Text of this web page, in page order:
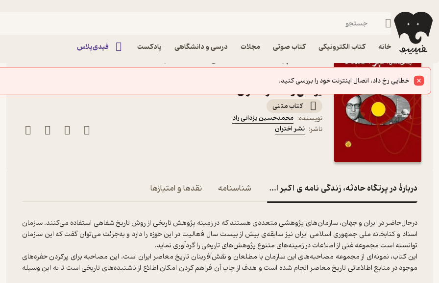
خانه کتاب الکترونیکی کتاب صوتی مجلات درسی و دانشگاهی پادکست فیدی‌پلاس
فیدیبو کتاب الکترونیکی
بنیانگذار سازمان انرژی اتمی ایران اثر محمدحسین
یزدانی راد نشر اختران
کتاب متنی
نویسنده: محمدحسین یزدانی راد
ناشر: نشر اختران
دربارۀ در پرتگاه حادثه، زندگی نامه ی اکبر اعتماد بنیانگذار سازمان انرژی اتمی ایران
شناسنامه نقدها و امتیازها
درحال‌حاضر در ایران و جهان، سازمان‌های پژوهشی متعددی هستند که در زمینه پژوهش تاریخی از روش تاریخ شفاهی استفاده می‌کنند. سازمان
اسناد و کتابخانه ملی جمهوری اسلامی ایران نیز سابقه‌ی بیش از بیست سال فعالیت در این حوزه را دارد و به‌جرئت می‌توان گفت که این سازمان
این کتاب، نمونه‌ای از مجموعه مصاحبه‌های این سازمان با مطلعان و نقش‌آفرینان تاریخ معاصر ایران است. این مصاحبه برای پرکردن حفره‌های
موجود در منابع اطلاعاتی تاریخ معاصر انجام شده است و هدف از چاپ آن فراهم کردن امکان اطلاع از ناشنیده‌های تاریخی است تا به این وسیله